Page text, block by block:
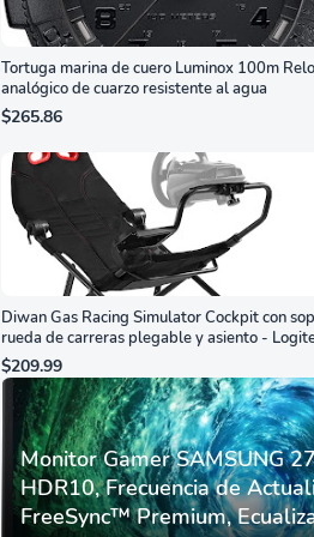
Tortuga marina de cuero Luminox 100m
analógico de cuarzo resistente al agua
$265.86
Diwan Gas Racing Simulator Cockpit con
rueda de carreras plegable y asiento -
G29/920/923/27/25, Thrustmaster
T248/X/T300RS/T150/458/TX
$209.99
Monitor Gamer SAMSUNG
HDR10, Frecuencia de
FreeSync™ Premium,